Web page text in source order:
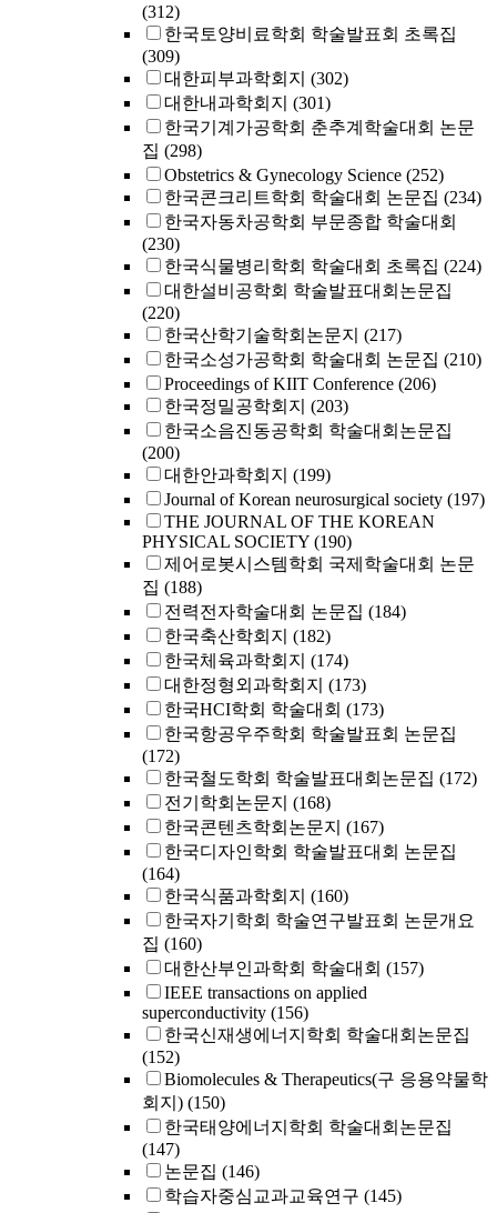
(312)
한국토양비료학회 학술발표회 초록집
(309)
대한피부과학회지 (302)
대한내과학회지 (301)
한국기계가공학회 춘추계학술대회 논문
집 (298)
Obstetrics & Gynecology Science (252)
한국콘크리트학회 학술대회 논문집 (234)
한국자동차공학회 부문종합 학술대회
(230)
한국식물병리학회 학술대회 초록집 (224)
대한설비공학회 학술발표대회논문집
(220)
한국산학기술학회논문지 (217)
한국소성가공학회 학술대회 논문집 (210)
Proceedings of KIIT Conference (206)
한국정밀공학회지 (203)
한국소음진동공학회 학술대회논문집
(200)
대한안과학회지 (199)
Journal of Korean neurosurgical society (197)
THE JOURNAL OF THE KOREAN
PHYSICAL SOCIETY (190)
제어로봇시스템학회 국제학술대회 논문
집 (188)
전력전자학술대회 논문집 (184)
한국축산학회지 (182)
한국체육과학회지 (174)
대한정형외과학회지 (173)
한국HCI학회 학술대회 (173)
한국항공우주학회 학술발표회 논문집
(172)
한국철도학회 학술발표대회논문집 (172)
전기학회논문지 (168)
한국콘텐츠학회논문지 (167)
한국디자인학회 학술발표대회 논문집
(164)
한국식품과학회지 (160)
한국자기학회 학술연구발표회 논문개요
집 (160)
대한산부인과학회 학술대회 (157)
IEEE transactions on applied
superconductivity (156)
한국신재생에너지학회 학술대회논문집
(152)
Biomolecules & Therapeutics(구 응용약물학
회지) (150)
한국태양에너지학회 학술대회논문집
(147)
논문집 (146)
학습자중심교과교육연구 (145)